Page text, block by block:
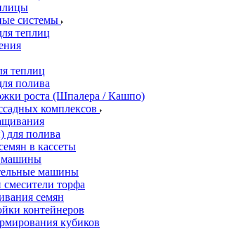
системы
теплиц
теплиц
полива
роста (Шпалера / Кашпо)
комплексов
полива
в кассеты
машины
машины
торфа
семян
контейнеров
кубиков